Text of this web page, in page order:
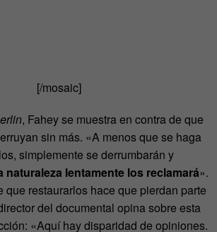
[/mosaic]
, Fahey se muestra en contra de que
sin más. «A menos que se haga
simplemente se derrumbarán y
naturaleza lentamente los reclamará».
que restaurarlos hace que pierdan parte
del documental opina sobre esta
«Aquí hay disparidad de opiniones.